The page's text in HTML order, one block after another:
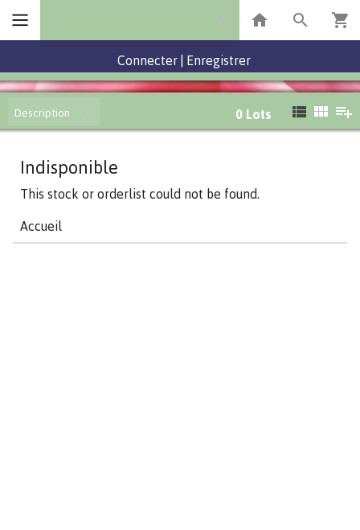
Connecter Enregistrer
Description 0 Lots
Indisponible
This stock or orderlist could not be found.
Accueil